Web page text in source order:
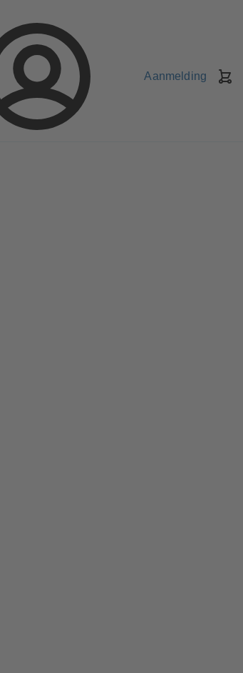
Aanmelding